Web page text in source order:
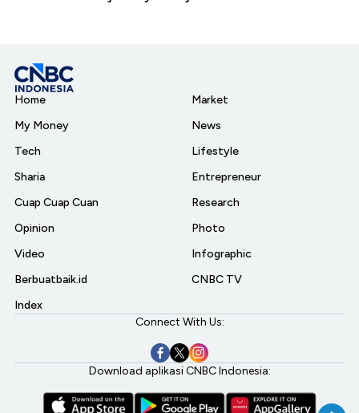
Home
My Money
Tech
Sharia
Cuap Cuap Cuan
Opinion
Video
Berbuatbaik.id
Index
Market
News
Lifestyle
Entrepreneur
Research
Photo
Infographic
CNBC TV
Connect With Us:
Download aplikasi CNBC Indonesia: